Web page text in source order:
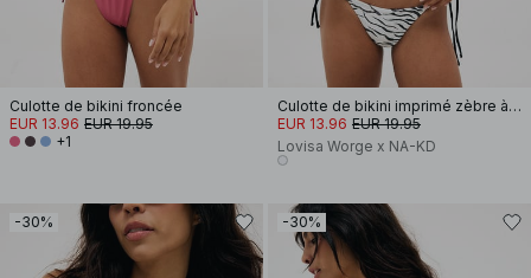
Culotte de bikini froncée
EUR 13.96 EUR 19.95
+1
Culotte de bikini imprimé zèbre à nouer
EUR 13.96 EUR 19.95
Lovisa Worge x NA-KD
-30% -30%